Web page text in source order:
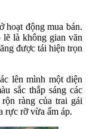
hoạt động mua bán.
là không gian văn
được tái hiện trọn
lên mình một diện
sắc thắp sáng các
ràng của trai gái
rực rỡ vừa ấm áp.